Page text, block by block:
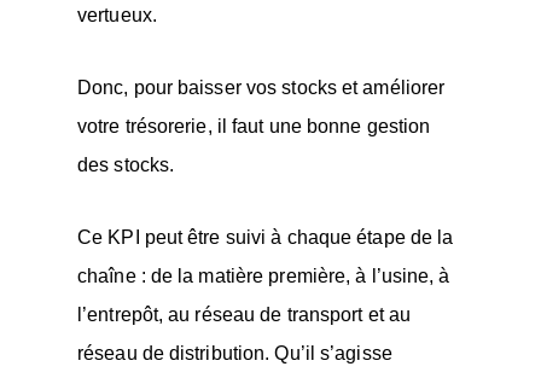
vertueux.
Donc, pour baisser vos stocks et améliorer
votre trésorerie, il faut une bonne gestion
des stocks.
Ce KPI peut être suivi à chaque étape de la
chaîne : de la matière première, à l’usine, à
l’entrepôt, au réseau de transport et au
réseau de distribution. Qu’il s’agisse